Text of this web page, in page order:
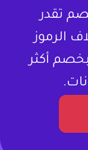
تقدر
الرموز
بخصم أكثر